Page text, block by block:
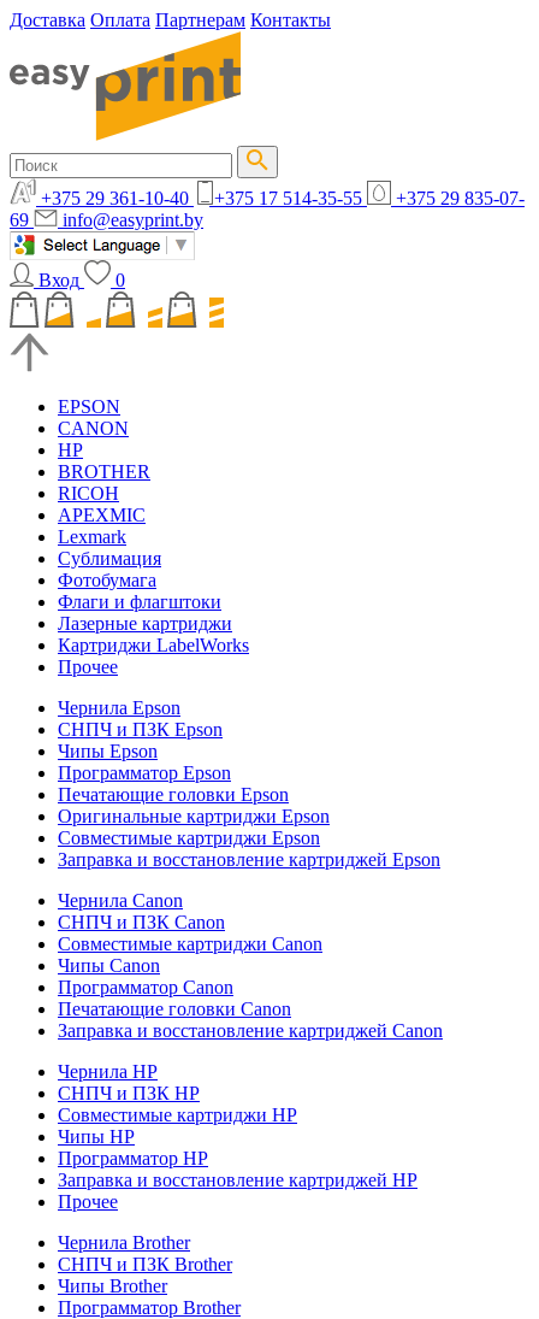
Доставка Оплата Партнерам Контакты
+375 29 361-10-40 +375 17 514-35-55
+375 29 835-07-
69
info@easyprint.by
Вход 0
EPSON
CANON
HP
BROTHER
RICOH
APEXMIC
Lexmark
Сублимация
Фотобумага
Флаги и флагштоки
Лазерные картриджи
Картриджи LabelWorks
Прочее
Чернила Epson
СНПЧ и ПЗК Epson
Чипы Epson
Программатор Epson
Печатающие головки Epson
Оригинальные картриджи Epson
Совместимые картриджи Epson
Заправка и восстановление картриджей Epson
Чернила Canon
СНПЧ и ПЗК Canon
Совместимые картриджи Canon
Чипы Canon
Программатор Canon
Печатающие головки Canon
Заправка и восстановление картриджей Canon
Чернила HP
СНПЧ и ПЗК HP
Совместимые картриджи HP
Чипы HP
Программатор HP
Заправка и восстановление картриджей HP
Прочее
Чернила Brother
СНПЧ и ПЗК Brother
Чипы Brother
Программатор Brother